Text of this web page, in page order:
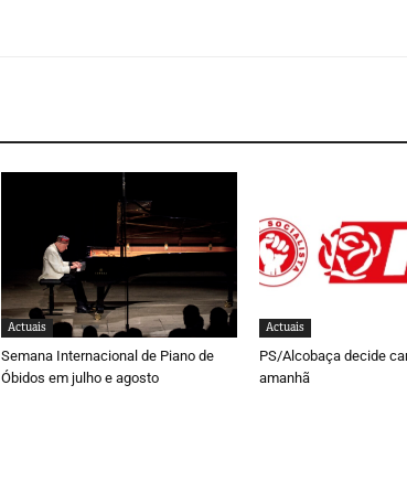
Actuais
Semana Internacional de Piano de
Óbidos em julho e agosto
Actuais
PS/Alcobaça decide
amanhã